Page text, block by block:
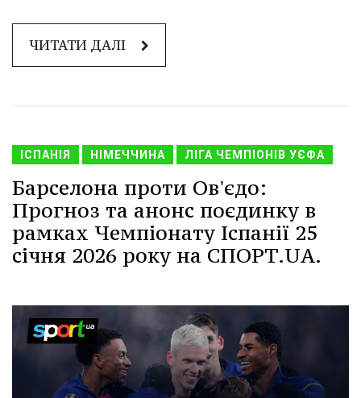
ЧИТАТИ ДАЛІ
ІСПАНІЯ НІМЕЧЧИНА ЛІГА ЧЕМПІОНІВ УЄФА
Барселона проти Ов'єдо:
Прогноз та анонс поєдинку в
рамках Чемпіонату Іспанії 25
січня 2026 року на СПОРТ.UA.